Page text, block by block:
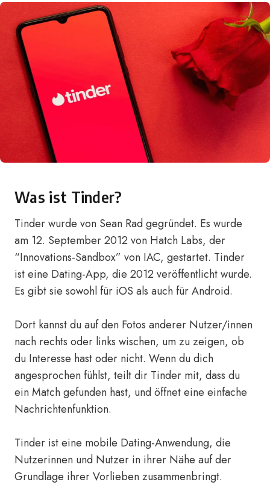
Was ist Tinder?
Tinder wurde von Sean Rad gegründet. Es wurde
am 12. September 2012 von Hatch Labs, der
“Innovations-Sandbox” von IAC, gestartet. Tinder
ist eine Dating-App, die 2012 veröffentlicht wurde.
Es gibt sie sowohl für iOS als auch für Android.
Dort kannst du auf den Fotos anderer Nutzer/innen
nach rechts oder links wischen, um zu zeigen, ob
du Interesse hast oder nicht. Wenn du dich
angesprochen fühlst, teilt dir Tinder mit, dass du
ein Match gefunden hast, und öffnet eine einfache
Nachrichtenfunktion.
Tinder ist eine mobile Dating-Anwendung, die
Nutzerinnen und Nutzer in ihrer Nähe auf der
Grundlage ihrer Vorlieben zusammenbringt.